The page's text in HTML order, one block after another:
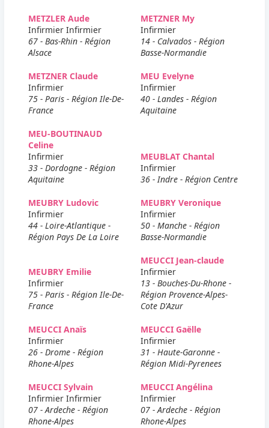
METZLER Aude
Infirmier Infirmier
67 - Bas-Rhin - Région
Alsace
METZNER My
Infirmier
14 - Calvados - Région
Basse-Normandie
METZNER Claude
Infirmier
75 - Paris - Région Ile-De-
France
MEU Evelyne
Infirmier
40 - Landes - Région
Aquitaine
MEU-BOUTINAUD
Celine
Infirmier
33 - Dordogne - Région
Aquitaine
MEUBLAT Chantal
Infirmier
36 - Indre - Région Centre
MEUBRY Ludovic
Infirmier
44 - Loire-Atlantique -
Région Pays De La Loire
MEUBRY Veronique
Infirmier
50 - Manche - Région
Basse-Normandie
MEUBRY Emilie
Infirmier
75 - Paris - Région Ile-De-
France
MEUCCI Jean-claude
Infirmier
13 - Bouches-Du-Rhone -
Région Provence-Alpes-
Cote D'Azur
MEUCCI Anaïs
Infirmier
26 - Drome - Région
Rhone-Alpes
MEUCCI Gaëlle
Infirmier
31 - Haute-Garonne -
Région Midi-Pyrenees
MEUCCI Sylvain
Infirmier Infirmier
07 - Ardeche - Région
Rhone-Alpes
MEUCCI Angélina
Infirmier
07 - Ardeche - Région
Rhone-Alpes